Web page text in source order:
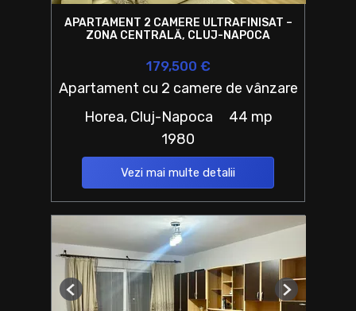
APARTAMENT 2 CAMERE ULTRAFINISAT –
ZONA CENTRALĂ, CLUJ-NAPOCA
179,500 €
Apartament cu 2 camere de vânzare
Horea, Cluj-Napoca
44 mp
1980
Vezi mai multe detalii
Previous Next